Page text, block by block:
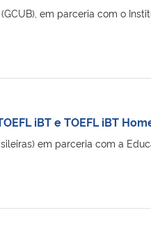
em parceria com o
iBT e TOEFL iBT
em parceria com a